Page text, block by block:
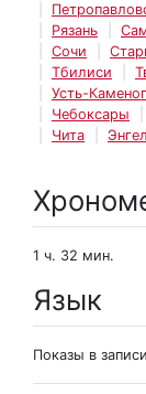
Рязань
Сочи
Тбилиси
Усть-
Чебоксары
Чита
1 ч. 32 мин.
Язык
Показы в